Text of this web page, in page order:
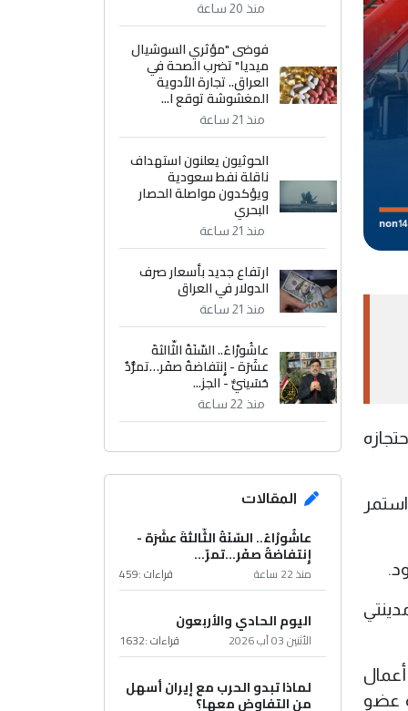
عضو
منذ 20 ساعة
فوضى "مؤثري السوشيال
ميديا" تضرب الصحة في
العراق.. تجارة الأدوية
المغشوشة توقع ا...
منذ 21 ساعة
الحوثيون يعلنون استهداف
ناقلة نفط سعودية
ويؤكدون مواصلة الحصار
البحري
منذ 21 ساعة
ارتفاع جديد بأسعار صرف
الدولار في العراق
منذ 21 ساعة
عاشُورْاءُ.. السّنَةُ الثّالثةَ
عشَرَة - إِنتفاضةُ صفَر…تمرُّدٌ
حُسَينيٌّ - الجز...
منذ 22 ساعة
المقالات
عاشُورْاءُ.. السّنَةُ الثّالثةَ عشَرَة -
إِنتفاضةُ صفَر…تمرّ...
منذ 22 ساعة قراءات :459
اليوم الحادي والأربعون
الأثنين 03 آب 2026 قراءات :1632
لماذا تبدو الحرب مع إيران أسهل
من التفاوض معها؟